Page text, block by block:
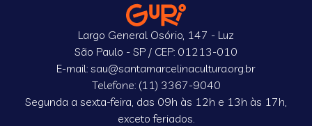
Largo General Osório, 147 - Luz
São Paulo - SP / CEP: 01213-010
E-mail: sau@santamarcelinacultura.org.br
Telefone: (11) 3367-9040
Segunda a sexta-feira, das 09h às 12h e 13h às 17h,
exceto feriados.